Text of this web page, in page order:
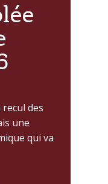
des
une
qui va